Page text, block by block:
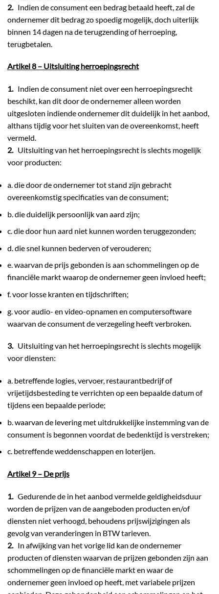
2. Indien de consument een bedrag betaald heeft, zal de
ondernemer dit bedrag zo spoedig mogelijk, doch uiterlijk
binnen 14 dagen na de terugzending of herroeping,
terugbetalen.
Artikel 8 – Uitsluiting herroepingsrecht
1.Indien de consument niet over een herroepingsrecht
beschikt, kan dit door de ondernemer alleen worden
uitgesloten indiende ondernemer dit duidelijk in het aanbod,
althans tijdig voor het sluiten van de overeenkomst, heeft
vermeld.
2.Uitsluiting van het herroepingsrecht is slechts mogelijk
voor producten:
a. die door de ondernemer tot stand zijn gebracht
overeenkomstig specificaties van de consument;
b. die duidelijk persoonlijk van aard zijn;
c. die door hun aard niet kunnen worden teruggezonden;
d. die snel kunnen bederven of verouderen;
e. waarvan de prijs gebonden is aan schommelingen op de
financiële markt waarop de ondernemer geen invloed heeft;
f. voor losse kranten en tijdschriften;
g. voor audio- en video-opnamen en computersoftware
waarvan de consument de verzegeling heeft verbroken.
3.Uitsluiting van het herroepingsrecht is slechts mogelijk
voor diensten:
a. betreffende logies, vervoer, restaurantbedrijf of
vrijetijdsbesteding te verrichten op een bepaalde datum of
tijdens een bepaalde periode;
b. waarvan de levering met uitdrukkelijke instemming van de
consument is begonnen voordat de bedenktijd is verstreken;
c. betreffende weddenschappen en loterijen.
Artikel 9 – De prijs
1.Gedurende de in het aanbod vermelde geldigheidsduur
worden de prijzen van de aangeboden producten en/of
diensten niet verhoogd, behoudens prijswijzigingen als
gevolg van veranderingen in BTW tarieven.
2.In afwijking van het vorige lid kan de ondernemer
producten of diensten waarvan de prijzen gebonden zijn aan
schommelingen op de financiële markt en waar de
ondernemer geen invloed op heeft, met variabele prijzen